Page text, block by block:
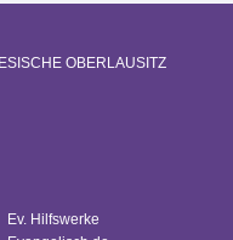
OBERLAUSITZ
Ev. Hilfswerke